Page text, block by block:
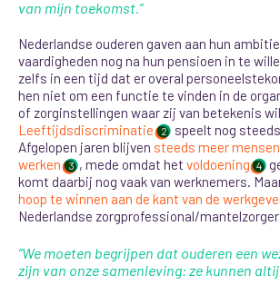
van mijn toekomst.”
Nederlandse ouderen gaven aan hun
vaardigheden nog na hun pensioen in te
zelfs in een tijd dat er overal
hen niet om een functie te vinden in de
of zorginstellingen waar zij van betekenis
Leeftijdsdiscriminatie
2
speelt nog
Afgelopen jaren blijven steeds meer
werken
3 , mede omdat het voldoening 4
komt daarbij nog vaak van werknemers.
hoop te winnen aan de kant van de
Nederlandse zorgprofessional/
“We moeten begrijpen dat ouderen een
zijn van onze samenleving: ze kunnen